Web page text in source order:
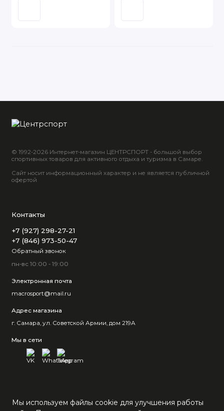
© 1992-2026 Интернет-магазин ЦЕНТРСПОРТ - большой выбор
спортивных товаров для активного отдыха и туризма в Самаре.
Сайт носит информационный характер и не является публичной
офертой
Контакты
+7 (927) 298-27-21
+7 (846) 973-50-47
Обратный звонок
пн-вс 10:00 - 19:00
Электронная почта
macrosport@mail.ru
Адрес магазина
г. Самара, ул. Советской Армии, дом 219А
Мы в сети
Мы используем файлы cookie для улучшения работы